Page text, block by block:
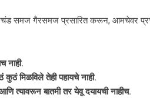
समज गैरसमज प्रसारित करून, आमचेवर
नाही.
मिळविले तेही पहायचे नाही.
त्यावरून बातमी तर येवू दयायची नाहीच.